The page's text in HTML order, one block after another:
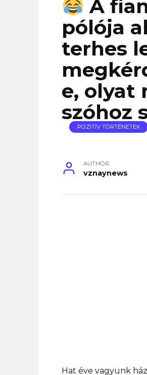
A
pólója
terhes
e, olyat
szóhoz
POZITÍV TÖRTÉNETEK
AUTHOR
vznaynews
Hat éve vagyunk